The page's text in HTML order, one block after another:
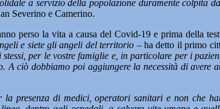
a servizio della popolazione duramente colpita
Severino e Camerino.
perso la vita a causa del Covid-19 e prima della
e siete gli angeli del territorio –ha detto il primo
per le vostre famiglie e, in particolare per i
ciò dobbiamo poi aggiungere la necessità di avere
presenza di medici, operatori sanitari e non che